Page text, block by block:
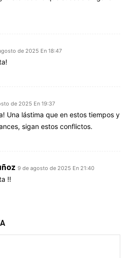
de 2025 En 18:47
de 2025 En 19:37
Una lástima que en estos tiempos y
sigan estos conflictos.
9 de agosto de 2025 En 21:40
!!